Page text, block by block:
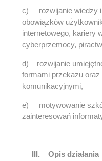
c) rozwijanie wiedzy i
obowiązków
internetowego, kariery
cyberprzemocy,
d) rozwijanie
formami przekazu
komunikacyjnymi,
e) motywowanie
zainteresowań
III.Opis działania